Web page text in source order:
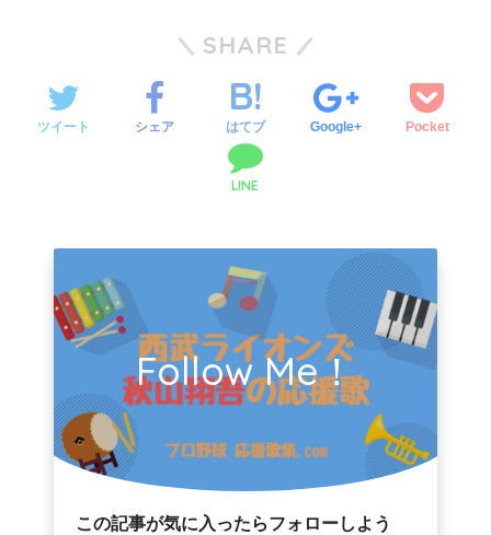
SHARE
ツイート シェア はてブ Google+ Pocket
LINE
Follow Me！
この記事が気に入ったらフォローしよう